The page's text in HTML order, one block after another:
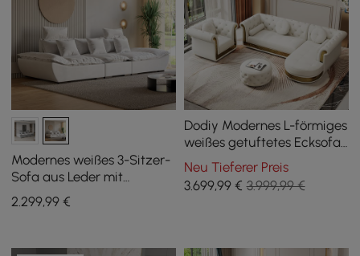
Modernes weißes 3-Sitzer-
Sofa aus Leder mit
verstellbarer Rückenlehne,
2780 mm, Segelboot
2.299,99 €
Dodiy Modernes L-förmiges
weißes getuftetes Ecksofa
für 6 Personen mit
Ottomane und Kissen
Neu Tieferer Preis
3.699,99€ 3.999,99 €